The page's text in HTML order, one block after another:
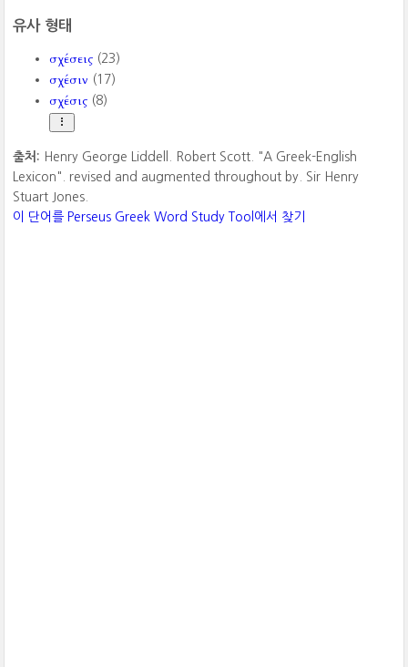
유사 형태
σχέσεις (23)
σχέσιν (17)
σχέσις (8)
출처: Henry George Liddell. Robert Scott. "A Greek-English
Lexicon". revised and augmented throughout by. Sir Henry
Stuart Jones.
이 단어를 Perseus Greek Word Study Tool에서 찾기